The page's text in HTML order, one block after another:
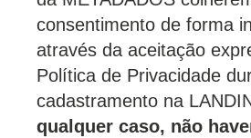
consentimento de forma
através da aceitação
Política de Privacidade
cadastramento na
qualquer caso, não